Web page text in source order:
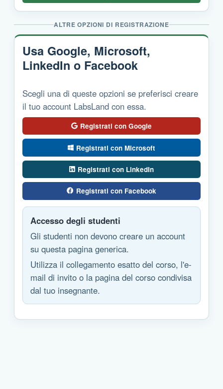
ALTRE OPZIONI DI REGISTRAZIONE
Usa Google, Microsoft,
LinkedIn o Facebook
Scegli una di queste opzioni se preferisci creare
il tuo account LabsLand con essa.
Registrati con Google
Registrati con Microsoft
Registrati con LinkedIn
Registrati con Facebook
Accesso degli studenti
Gli studenti non devono creare un account
su questa pagina generica.
Utilizza il collegamento esatto del corso, l'e-
mail di invito o la pagina del corso condivisa
dal tuo insegnante.